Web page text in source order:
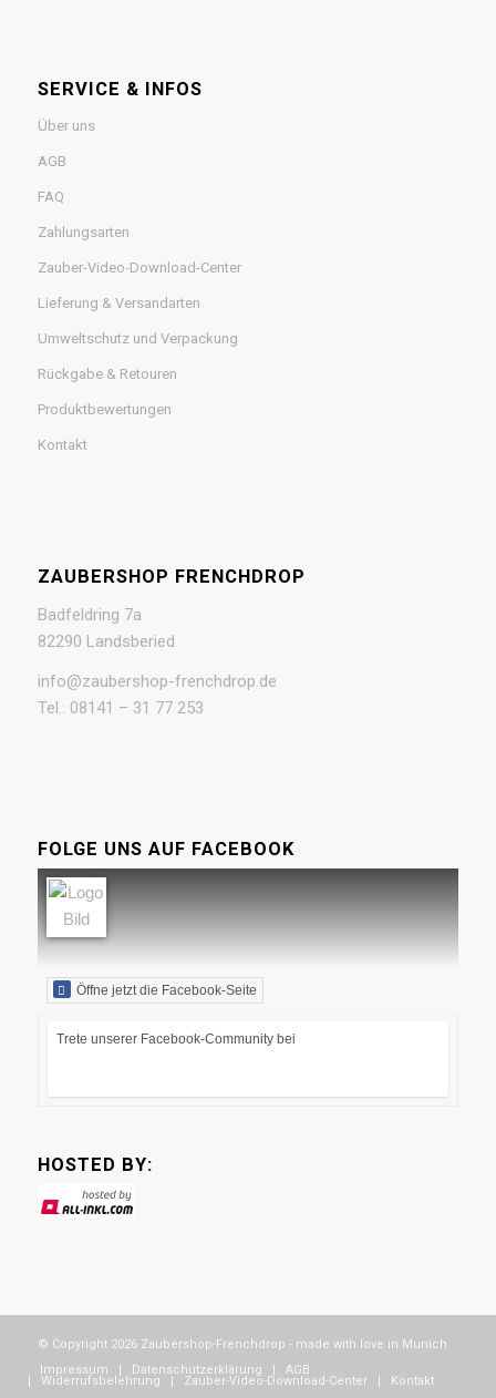
SERVICE & INFOS
Über uns
AGB
FAQ
Zahlungsarten
Zauber-Video-Download-Center
Lieferung & Versandarten
Umweltschutz und Verpackung
Rückgabe & Retouren
Produktbewertungen
Kontakt
ZAUBERSHOP FRENCHDROP
Badfeldring 7a
82290 Landsberied
info@zaubershop-frenchdrop.de
Tel.: 08141 – 31 77 253
FOLGE UNS AUF FACEBOOK
Öffne jetzt die Facebook-Seite
Trete unserer Facebook-Community bei
HOSTED BY:
© Copyright 2026 Zaubershop-Frenchdrop - made with love in Munich
Impressum
Datenschutzerklärung AGB
Widerrufsbelehrung Zauber-Video-Download-Center Kontakt